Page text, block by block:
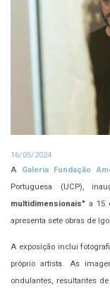
16/05/2024
A Galeria Fundação
Portuguesa (UCP),
multidimensionais" a 15
apresenta sete obras de
A exposição inclui
próprio artista. As
ondulantes, resultantes